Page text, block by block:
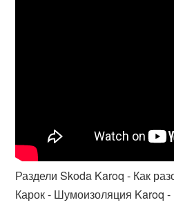
Раздели Skoda Karoq - Как
Карок - Шумоизоляция Karoq